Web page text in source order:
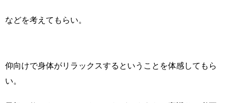
などを考えてもらい。
仰向けで身体がリラックスするということを体感してもら
い。